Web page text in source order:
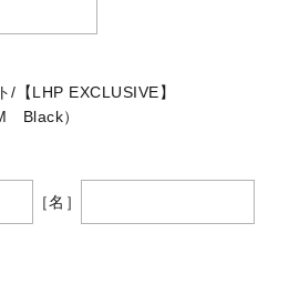
【LHP EXCLUSIVE】
Black）
［名］